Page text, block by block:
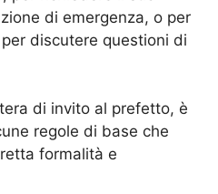
di emergenza, o per
discutere questioni di
di invito al prefetto, è
regole di base che
formalità e